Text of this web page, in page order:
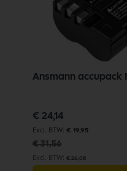
Ansmann accupack
Speciale
prijs
€ 24,14
€ 19,95
€ 31,56
€ 26,08